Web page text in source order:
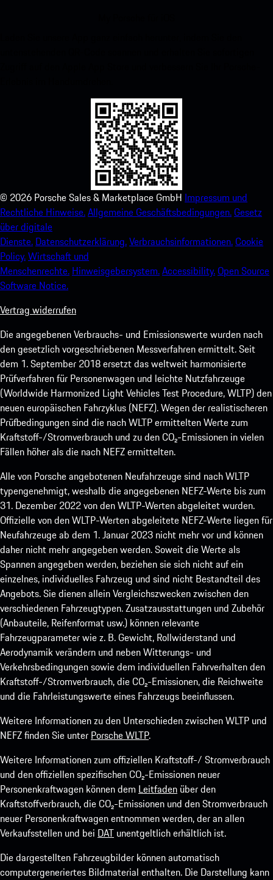
© 2026 Porsche Sales & Marketplace GmbH Impressum und
Rechtliche Hinweise.Allgemeine Geschäftsbedingungen.Gesetz
über digitale
Dienste. Datenschutzerklärung.Verbrauchsinformationen.Cookie
Policy.Wirtschaft und
Menschenrechte. Hinweisgebersystem.Accessibility.Open Source
Software Notice.
Vertrag widerrufen
Die angegebenen Verbrauchs- und Emissionswerte wurden nach
den gesetzlich vorgeschriebenen Messverfahren ermittelt. Seit
dem 1. September 2018 ersetzt das weltweit harmonisierte
Prüfverfahren für Personenwagen und leichte Nutzfahrzeuge
(Worldwide Harmonized Light Vehicles Test Procedure, WLTP) den
neuen europäischen Fahrzyklus (NEFZ). Wegen der realistischeren
Prüfbedingungen sind die nach WLTP ermittelten Werte zum
Kraftstoff-/Stromverbrauch und zu den CO₂-Emissionen in vielen
Fällen höher als die nach NEFZ ermittelten.
Alle von Porsche angebotenen Neufahrzeuge sind nach WLTP
typengenehmigt, weshalb die angegebenen NEFZ-Werte bis zum
31. Dezember 2022 von den WLTP-Werten abgeleitet wurden.
Offizielle von den WLTP-Werten abgeleitete NEFZ-Werte liegen für
Neufahrzeuge ab dem 1. Januar 2023 nicht mehr vor und können
daher nicht mehr angegeben werden. Soweit die Werte als
Spannen angegeben werden, beziehen sie sich nicht auf ein
einzelnes, individuelles Fahrzeug und sind nicht Bestandteil des
Angebots. Sie dienen allein Vergleichszwecken zwischen den
verschiedenen Fahrzeugtypen. Zusatzausstattungen und Zubehör
(Anbauteile, Reifenformat usw.) können relevante
Fahrzeugparameter wie z. B. Gewicht, Rollwiderstand und
Aerodynamik verändern und neben Witterungs- und
Verkehrsbedingungen sowie dem individuellen Fahrverhalten den
Kraftstoff-/Stromverbrauch, die CO₂-Emissionen, die Reichweite
und die Fahrleistungswerte eines Fahrzeugs beeinflussen.
Weitere Informationen zu den Unterschieden zwischen WLTP und
NEFZ finden Sie unter Porsche WLTP.
Weitere Informationen zum offiziellen Kraftstoff-/ Stromverbrauch
und den offiziellen spezifischen CO₂-Emissionen neuer
Personenkraftwagen können dem Leitfaden über den
Kraftstoffverbrauch, die CO₂-Emissionen und den Stromverbrauch
neuer Personenkraftwagen entnommen werden, der an allen
Verkaufsstellen und bei DAT unentgeltlich erhältlich ist.
Die dargestellten Fahrzeugbilder können automatisch
computergeneriertes Bildmaterial enthalten. Die Darstellung kann